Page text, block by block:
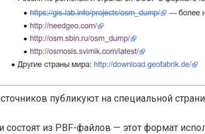
публикуют на специальной
состоят из PBF-файлов — этот формат